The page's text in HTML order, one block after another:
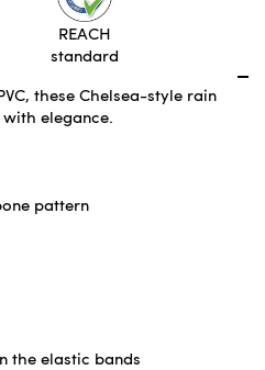
REACH
standard
these Chelsea-style rain
elegance.
pattern
the elastic bands